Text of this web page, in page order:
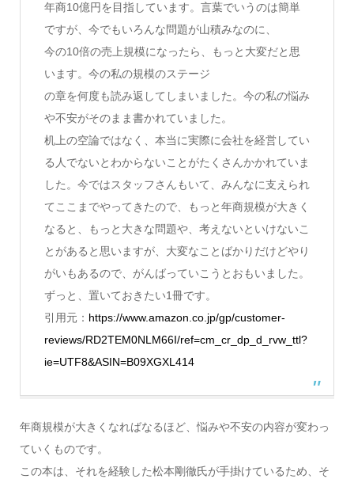
年商10億円を目指しています。言葉でいうのは簡単
ですが、今でもいろんな問題が山積みなのに、
今の10倍の売上規模になったら、もっと大変だと思
います。今の私の規模のステージ
の章を何度も読み返してしまいました。今の私の悩み
や不安がそのまま書かれていました。
机上の空論ではなく、本当に実際に会社を経営してい
る人でないとわからないことがたくさんかかれていま
した。今ではスタッフさんもいて、みんなに支えられ
てここまでやってきたので、もっと年商規模が大きく
なると、もっと大きな問題や、考えないといけないこ
とがあると思いますが、大変なことばかりだけどやり
がいもあるので、がんばっていこうとおもいました。
ずっと、置いておきたい1冊です。
引用元： https://www.amazon.co.jp/gp/customer-
reviews/RD2TEM0NLM66I/ref=cm_cr_dp_d_rvw_ttl?
ie=UTF8&ASIN=B09XGXL414
年商規模が大きくなればなるほど、悩みや不安の内容が変わっ
ていくものです。
この本は、それを経験した松本剛徹氏が手掛けているため、そ